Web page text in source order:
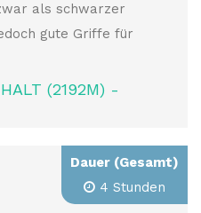
als schwarzer
gute Griffe für
(2192M) -
Dauer (Gesamt)
4 Stunden